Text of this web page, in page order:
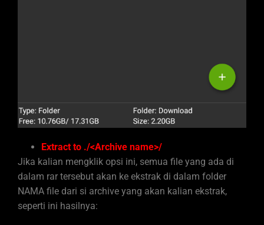
Extract to ./<Archive name>/
Jika kalian mengklik opsi ini, semua file yang ada di
dalam rar tersebut akan ke ekstrak di dalam folder
NAMA file dari si archive yang akan kalian ekstrak,
seperti ini hasilnya: